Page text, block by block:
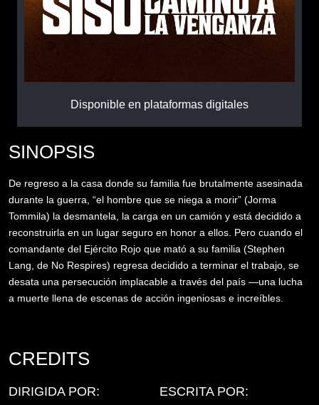
Disponible en plataformas digitales
SINOPSIS
De regreso a la casa donde su familia fue brutalmente asesinada
durante la guerra, “el hombre que se niega a morir” (Jorma
Tommila) la desmantela, la carga en un camión y está decidido a
reconstruirla en un lugar seguro en honor a ellos. Pero cuando el
comandante del Ejército Rojo que mató a su familia (Stephen
Lang, de No Respires) regresa decidido a terminar el trabajo, se
desata una persecución implacable a través del país —una lucha
a muerte llena de escenas de acción ingeniosas e increíbles.
CREDITS
DIRIGIDA POR: ESCRITA POR: